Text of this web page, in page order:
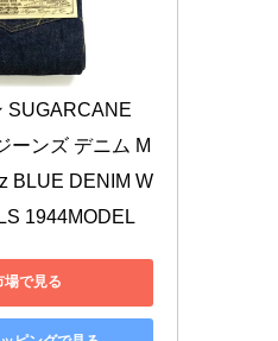
SUGARCANE
ーンズ デニム M
BLUE DENIM W
1944MODEL
場で見る